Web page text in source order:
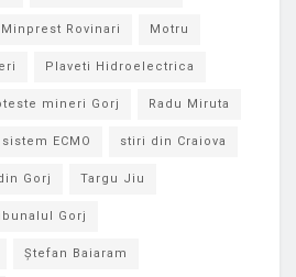
Minprest Rovinari Motru
Plaveti Hidroelectrica
mineri Gorj Radu Miruta
sistem ECMO stiri din Craiova
Gorj Targu Jiu
Gorj
Ștefan Baiaram